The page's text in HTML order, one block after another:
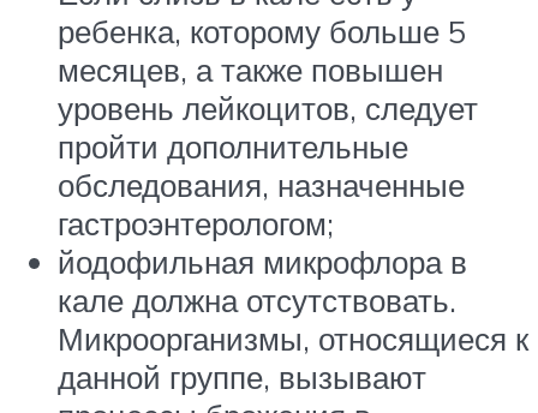
ребенка, которому больше 5
месяцев, а также повышен
уровень лейкоцитов, следует
пройти дополнительные
обследования, назначенные
гастроэнтерологом;
йодофильная микрофлора в
кале должна отсутствовать.
Микроорганизмы, относящиеся к
данной группе, вызывают